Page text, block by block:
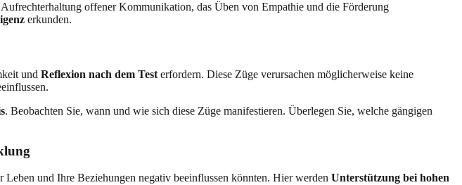
offener Kommunikation, das Üben von Empathie und die Förderung
erkunden.
und Reflexion nach dem Test erfordern. Diese Züge verursachen möglicherweise keine
. Beobachten Sie, wann und wie sich diese Züge manifestieren. Überlegen Sie, welche gängigen
Leben und Ihre Beziehungen negativ beeinflussen könnten. Hier werden Unterstützung bei hohen